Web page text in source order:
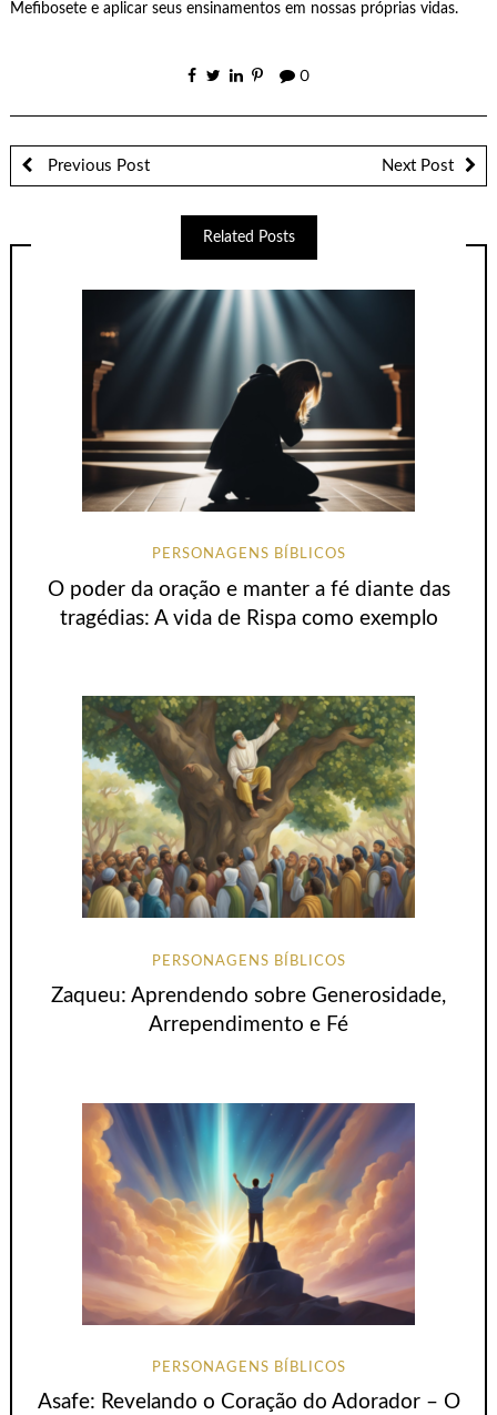
Mefibosete e aplicar seus ensinamentos em nossas próprias vidas.
0
Previous Post Next Post
Related Posts
PERSONAGENS BÍBLICOS
O poder da oração e manter a fé diante das
tragédias: A vida de Rispa como exemplo
PERSONAGENS BÍBLICOS
Zaqueu: Aprendendo sobre Generosidade,
Arrependimento e Fé
PERSONAGENS BÍBLICOS
Asafe: Revelando o Coração do Adorador – O